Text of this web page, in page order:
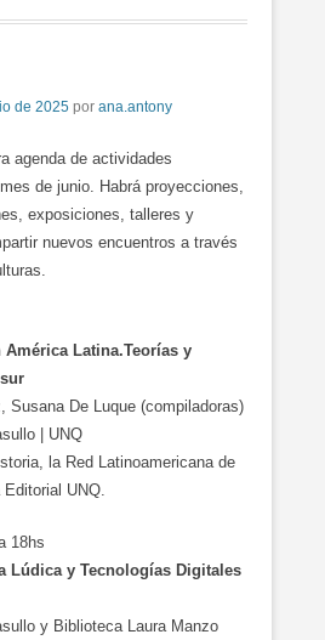
de 2025 por ana.antony
agenda de actividades
de junio. Habrá proyecciones,
exposiciones, talleres y
nuevos encuentros a través
Latina.Teorías y
Susana De Luque (compiladoras)
| UNQ
la Red Latinoamericana de
UNQ.
18hs
Lúdica y Tecnologías Digitales
y Biblioteca Laura Manzo